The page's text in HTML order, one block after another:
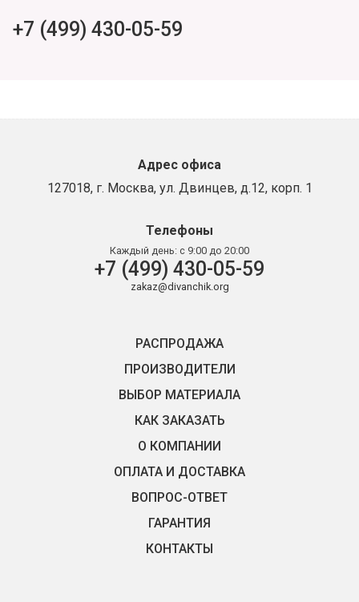
+7 (499) 430-05-59
Адрес офиса
127018, г. Москва, ул. Двинцев, д.12, корп. 1
Телефоны
Каждый день: с 9:00 до 20:00
+7 (499) 430-05-59
zakaz@divanchik.org
РАСПРОДАЖА
ПРОИЗВОДИТЕЛИ
ВЫБОР МАТЕРИАЛА
КАК ЗАКАЗАТЬ
О КОМПАНИИ
ОПЛАТА И ДОСТАВКА
ВОПРОС-ОТВЕТ
ГАРАНТИЯ
КОНТАКТЫ